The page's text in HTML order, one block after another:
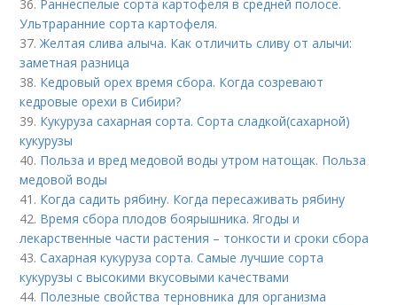
36. Раннеспелые сорта картофеля в средней полосе.
Ультраранние сорта картофеля.
37.Желтая слива алыча. Как отличить сливу от алычи:
заметная разница
38. Кедровый орех время сбора. Когда созревают
кедровые орехи в Сибири?
39. Кукуруза сахарная сорта. Сорта сладкой(сахарной)
кукурузы
40. Польза и вред медовой воды утром натощак. Польза
медовой воды
41. Когда садить рябину. Когда пересаживать рябину
42. Время сбора плодов боярышника. Ягоды и
лекарственные части растения – тонкости и сроки сбора
43.Сахарная кукуруза сорта. Самые лучшие сорта
кукурузы с высокими вкусовыми качествами
44. Полезные свойства терновника для организма